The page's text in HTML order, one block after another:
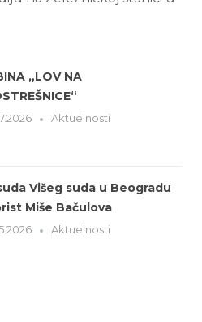
„LOV NA
Aktuelnosti
Višeg suda u Beogradu
Miše Bačulova
Aktuelnosti